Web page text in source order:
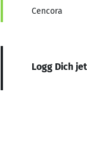
Cencora
Logg Dich